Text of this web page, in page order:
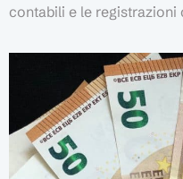
contabili e le registrazioni